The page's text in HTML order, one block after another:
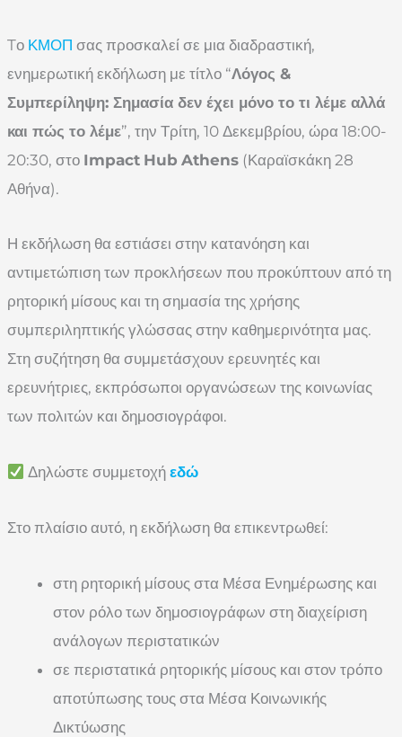
Tο ΚΜΟΠ σας προσκαλεί σε μια διαδραστική,
ενημερωτική εκδήλωση με τίτλο “Λόγος &
Συμπερίληψη: Σημασία δεν έχει μόνο το τι λέμε αλλά
και πώς το λέμε”, την Τρίτη, 10 Δεκεμβρίου, ώρα 18:00-
20:30, στο Impact Hub Athens (Καραϊσκάκη 28
Αθήνα).
Η εκδήλωση θα εστιάσει στην κατανόηση και
αντιμετώπιση των προκλήσεων που προκύπτουν από τη
ρητορική μίσους και τη σημασία της χρήσης
συμπεριληπτικής γλώσσας στην καθημερινότητα μας.
Στη συζήτηση θα συμμετάσχουν ερευνητές και
ερευνήτριες, εκπρόσωποι οργανώσεων της κοινωνίας
των πολιτών και δημοσιογράφοι.
Δηλώστε συμμετοχήεδώ
Στο πλαίσιο αυτό, η εκδήλωση θα επικεντρωθεί:
στη ρητορική μίσους στα Μέσα Ενημέρωσης και
στον ρόλο των δημοσιογράφων στη διαχείριση
ανάλογων περιστατικών
σε περιστατικά ρητορικής μίσους και στον τρόπο
αποτύπωσης τους στα Μέσα Κοινωνικής
Δικτύωσης